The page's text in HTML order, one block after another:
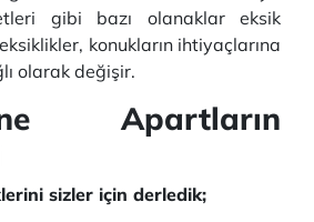
gibi bazı olanaklar eksik
konukların ihtiyaçlarına
olarak değişir.
Apartların
sizler için derledik;